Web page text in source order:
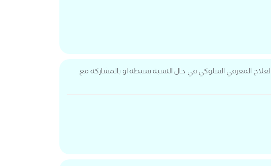
المعرفي السلوكي في حال النسبة بسيطة او بالمشاركة مع